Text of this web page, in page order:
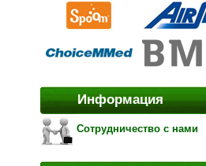
Информация
Сотрудничество с нами